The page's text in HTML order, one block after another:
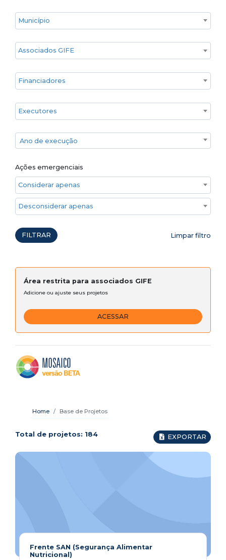
Cidade
Associados GIFE
Financiadores
Executores
Ano de execução
Ano de execução
Ações emergenciais
Considerar apenas ações emergenciais
Desconsiderar apenas ações emergenciais
FILTRAR Limpar filtro
Área restrita para associados GIFE
Adicione ou ajuste seus projetos
ACESSAR
Home Base de Projetos
Total de projetos: 184 EXPORTAR
Frente SAN (Segurança Alimentar
Nutricional)